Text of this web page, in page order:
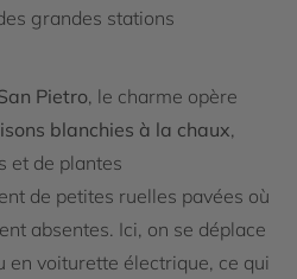
grandes stations
Pietro, le charme opère
blanchies à la chaux,
et de plantes
de petites ruelles pavées où
absentes. Ici, on se déplace
en voiturette électrique, ce qui